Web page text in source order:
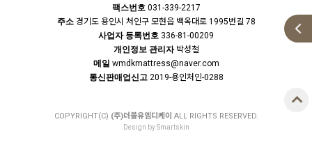
팩스번호031-339-2217
주소경기도 용인시 처인구 모현읍 백옥대로 1995번길 78
사업자 등록번호 336-81-00209
개인정보 관리자박성철
메일 wmdkmattress@naver.com
통신판매업신고2019-용인처인-0288
COPYRIGHT(C) (주)더블유엠디케이 ALL RIGHTS RESERVED.